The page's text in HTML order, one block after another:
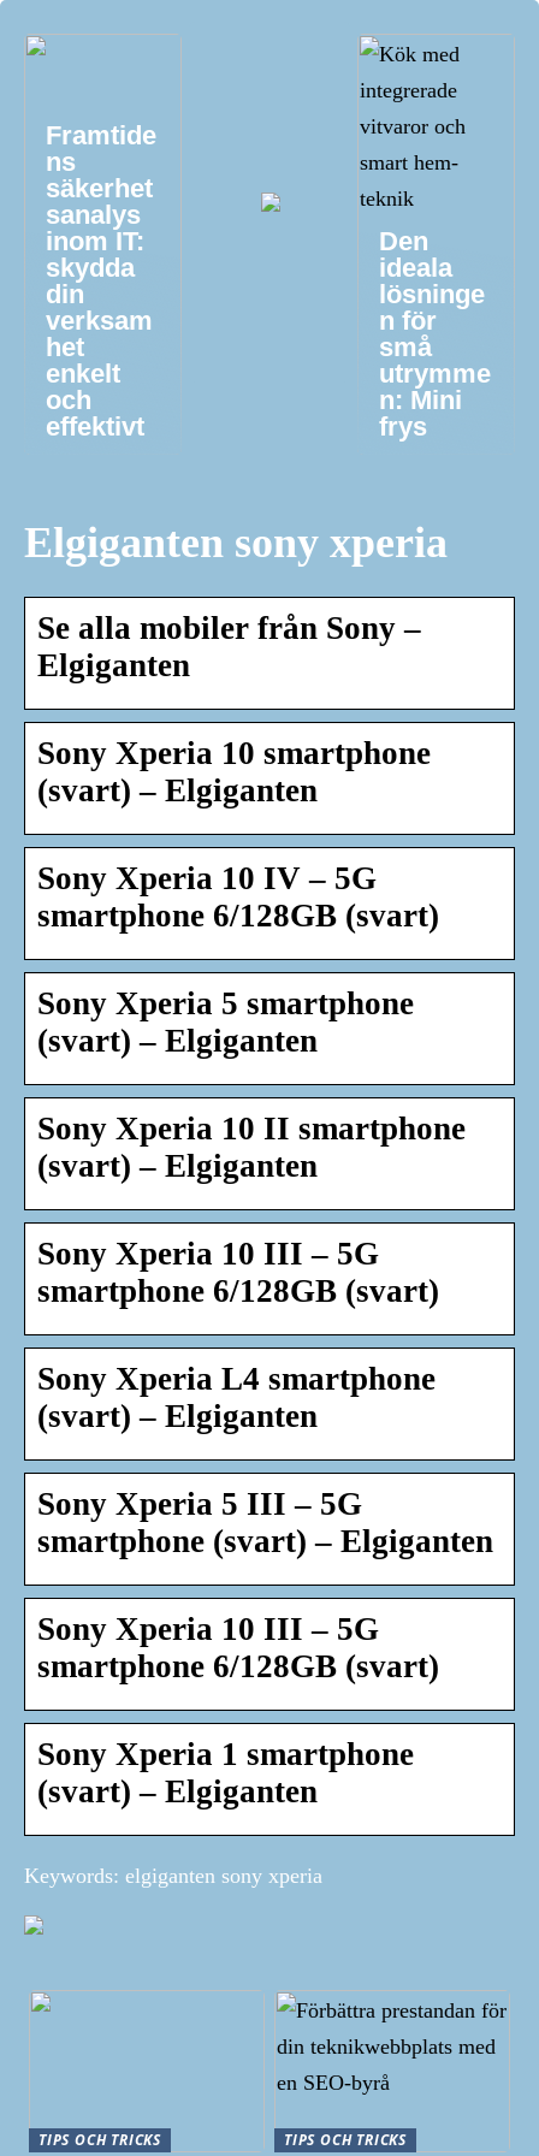
Framtide
ns
säkerhet
sanalys
inom IT:
skydda
din
verksam
het
enkelt
och
effektivt
Den
ideala
lösninge
n för
små
utrymme
n: Mini
frys
Elgiganten sony xperia
Se alla mobiler från Sony –
Elgiganten
Sony Xperia 10 smartphone
(svart) – Elgiganten
Sony Xperia 10 IV – 5G
smartphone 6/128GB (svart)
Sony Xperia 5 smartphone
(svart) – Elgiganten
Sony Xperia 10 II smartphone
(svart) – Elgiganten
Sony Xperia 10 III – 5G
smartphone 6/128GB (svart)
Sony Xperia L4 smartphone
(svart) – Elgiganten
Sony Xperia 5 III – 5G
smartphone (svart) – Elgiganten
Sony Xperia 10 III – 5G
smartphone 6/128GB (svart)
Sony Xperia 1 smartphone
(svart) – Elgiganten
Keywords: elgiganten sony xperia
TIPS OCH TRICKS TIPS OCH TRICKS